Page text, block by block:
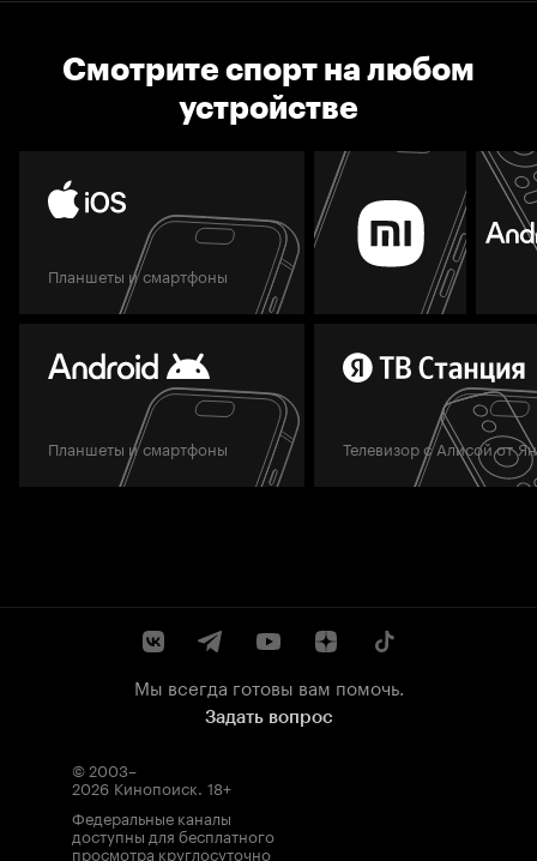
Смотрите спорт на любом
устройстве
Планшеты и смартфоны
Планшеты и смартфоны Телевизор с Алисой от
Мы всегда готовы вам помочь.
Задать вопрос
© 2003–
2026 Кинопоиск. 18+
Федеральные каналы
доступны для бесплатного
просмотра круглосуточно